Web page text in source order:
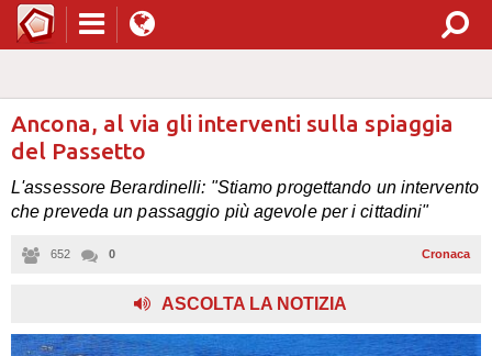
Ancona, al via gli interventi sulla spiaggia
del Passetto
L'assessore Berardinelli: "Stiamo progettando un intervento
che preveda un passaggio più agevole per i cittadini"
652 0 Cronaca
ASCOLTA LA NOTIZIA